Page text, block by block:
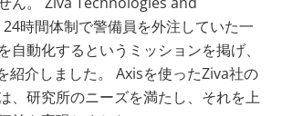
時間体制で警備員を外注していた一
自動化するというミッションを掲げ、
紹介しました。 Axisを使ったZiva社の
、研究所のニーズを満たし、それを上